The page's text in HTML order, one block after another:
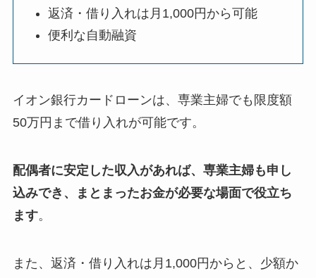
返済・借り入れは月1,000円から可能
便利な自動融資
イオン銀行カードローンは、専業主婦でも限度額
50万円まで借り入れが可能です。
配偶者に安定した収入があれば、専業主婦も申し
込みでき、まとまったお金が必要な場面で役立ち
ます。
また、返済・借り入れは月1,000円からと、少額か